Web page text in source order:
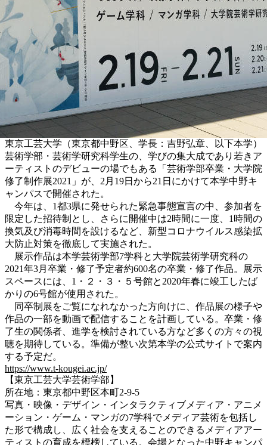
東京工芸大学（東京都中野区、学長：吉野弘章、以下本学）
芸術学部・芸術学研究科学生の、学びの集大成であり若きア
ーティストのデビューの場でもある「芸術学部卒業・大学院
修了制作展2021」が、2月19日から21日にかけて本学中野キ
ャンパスで開催された。
今年は、1都3県に発せられた緊急事態宣言の中、参加者を
限定した招待制とし、さらに開催中は2時間に一度、1時間の
換気及び消毒時間を設けるなど、新型コロナウイルス感染拡
大防止対策を徹底して実施された。
展示作品は本学芸術学部7学科と大学院芸術学研究科の
2021年3月卒業・修了予定者約600名の卒業・修了作品。展示
スペースには、1・２・３・５号館と2020年春に竣工したば
かりの6号館が使用された。
同卒制展をご覧になれなかった方向けに、作品展の様子や
作品の一部を動画で配信することを計画している。卒業・修
了生の関係者、進学を検討されている方など多くの方々の視
聴を期待している。準備が整い次第本学の公式サイトで案内
する予定だ。
https://www.t-kougei.ac.jp/
【東京工芸大学芸術学部】
所在地：東京都中野区本町2-9-5
写真・映像・デザイン・インタラクティブメディア・アニメ
ーション・ゲーム・マンガの7学科でメディア芸術を包括し
た形で構成し、広く社会を支えることのできるメディアアー
ティストの育成を標榜している。会場となった中野キャンパ